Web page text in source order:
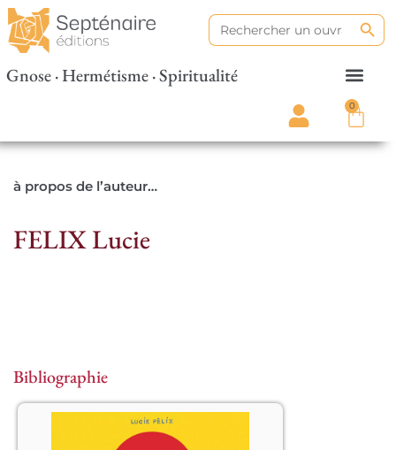
Search
for:
Gnose · Hermétisme · Spiritualité
0
à propos de l’auteur…
FELIX Lucie
Bibliographie